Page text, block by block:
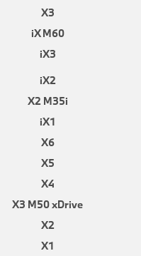
X3
iX M60
iX3
iX2
X2 M35i
iX1
X6
X5
X4
X3 M50 xDrive
X2
X1